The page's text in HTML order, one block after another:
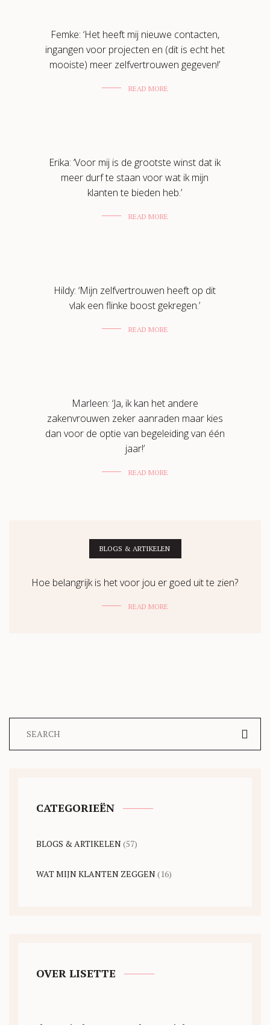
Femke: ‘Het heeft mij nieuwe contacten,
ingangen voor projecten en (dit is echt het
mooiste) meer zelfvertrouwen gegeven!’
READ MORE
Erika: ‘Voor mij is de grootste winst dat ik
meer durf te staan voor wat ik mijn
klanten te bieden heb.’
READ MORE
Hildy: ‘Mijn zelfvertrouwen heeft op dit
vlak een flinke boost gekregen.’
READ MORE
Marleen: ‘Ja, ik kan het andere
zakenvrouwen zeker aanraden maar kies
dan voor de optie van begeleiding van één
jaar!’
READ MORE
BLOGS & ARTIKELEN
Hoe belangrijk is het voor jou er goed uit te zien?
READ MORE
CATEGORIEËN
BLOGS & ARTIKELEN(57)
WAT MIJN KLANTEN ZEGGEN(16)
OVER LISETTE